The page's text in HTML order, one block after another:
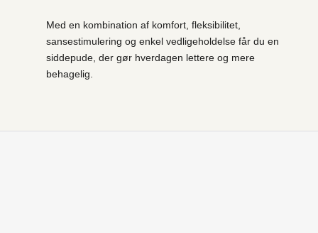
Med en kombination af komfort, fleksibilitet,
sansestimulering og enkel vedligeholdelse får du en
siddepude, der gør hverdagen lettere og mere
behagelig.